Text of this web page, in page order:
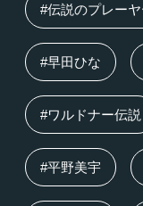
#伝説のプレー
#早田ひな
#ワルドナー伝説
#平野美宇